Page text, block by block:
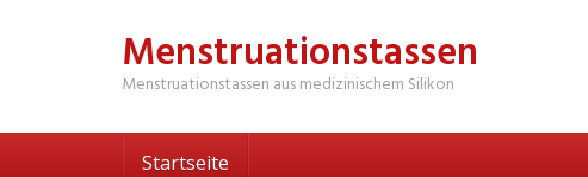
Menstruationstassen
Menstruationstassen aus medizinischem Silikon
Startseite